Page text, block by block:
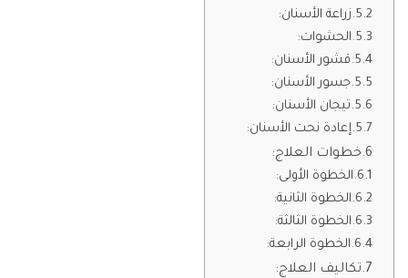
زراعة الأسنان:
الحشوات:
قشور الأسنان:
جسور الأسنان:
تيجان الأسنان:
إعادة نحت الأسنان:
خطوات العلاج:
الخطوة الأولى:
الخطوة الثانية:
الخطوة الثالثة:
الخطوة الرابعة:
تكاليف العلاج: